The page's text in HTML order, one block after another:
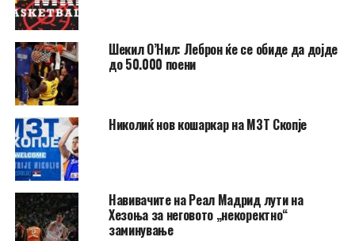
Шекил О’Нил: Леброн ќе се обиде да дојде
до 50.000 поени
Николиќ нов кошаркар на МЗТ Скопје
Навивачите на Реал Мадрид лути на
Хезоња за неговото „некоректно“
заминување